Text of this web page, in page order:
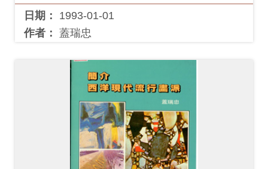
日期：
1993-01-01
作者： 蓋瑞忠